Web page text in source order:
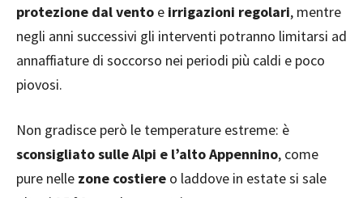
protezione dal vento e irrigazioni regolari, mentre
negli anni successivi gli interventi potranno limitarsi ad
annaffiature di soccorso nei periodi più caldi e poco
piovosi.
Non gradisce però le temperature estreme: è
sconsigliato sulle Alpi e l’alto Appennino, come
pure nelle zone costiere o laddove in estate si sale